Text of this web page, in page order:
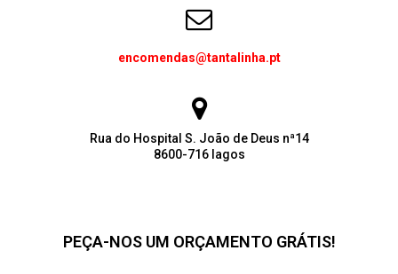
encomendas@tantalinha.pt
Rua do Hospital S. João de Deus nª14
8600-716 lagos
PEÇA-NOS UM ORÇAMENTO GRÁTIS!